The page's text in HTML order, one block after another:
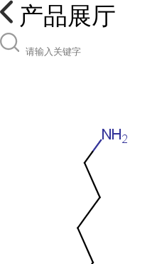
产品展厅